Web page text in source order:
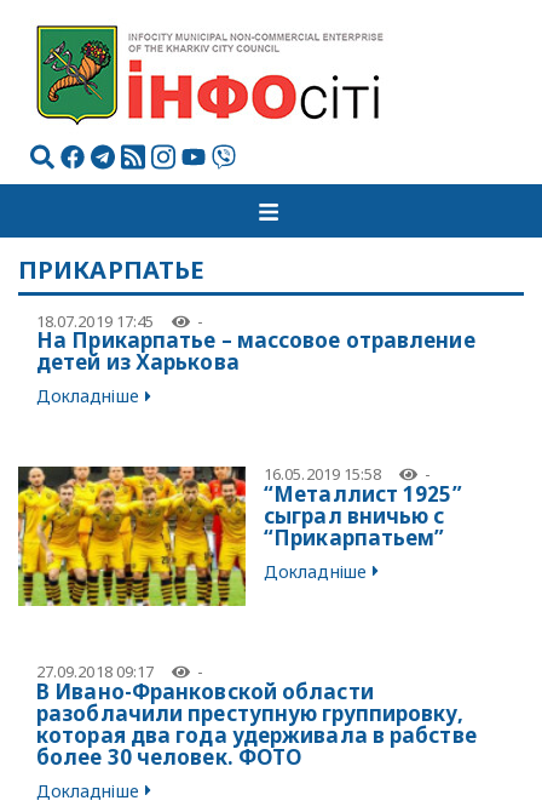
ПРИКАРПАТЬЕ
18.07.2019 17:45 -
На Прикарпатье – массовое отравление
детей из Харькова
Докладніше
16.05.2019 15:58 -
“Металлист 1925”
сыграл вничью с
“Прикарпатьем”
Докладніше
27.09.2018 09:17 -
В Ивано-Франковской области
разоблачили преступную группировку,
которая два года удерживала в рабстве
более 30 человек. ФОТО
Докладніше